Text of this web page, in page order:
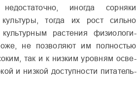
иногда сорняки
тогда их рост сильно
растения физиологи­
не позволяют им полностью
так и к низким уровням осве­
и низкой доступности питатель­